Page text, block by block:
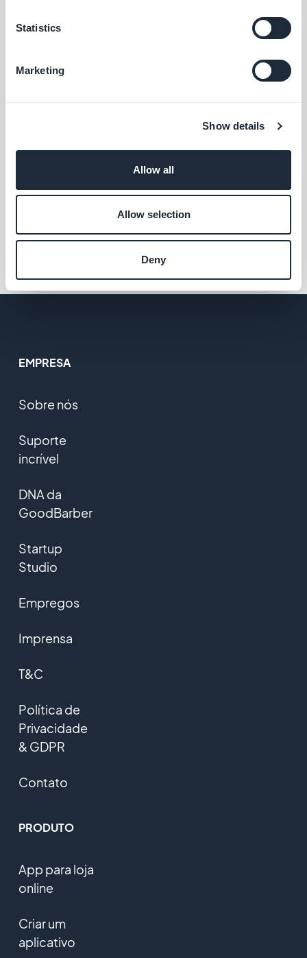
Statistics
Marketing
Show details
Allow all
Allow selection
Deny
EMPRESA
Sobre nós
Suporte
incrível
DNA da
GoodBarber
Startup
Studio
Empregos
Imprensa
T&C
Política de
Privacidade
& GDPR
Contato
PRODUTO
App para loja
online
Criar um
aplicativo